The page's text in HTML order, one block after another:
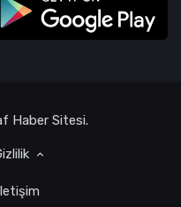
Haber Sitesi.